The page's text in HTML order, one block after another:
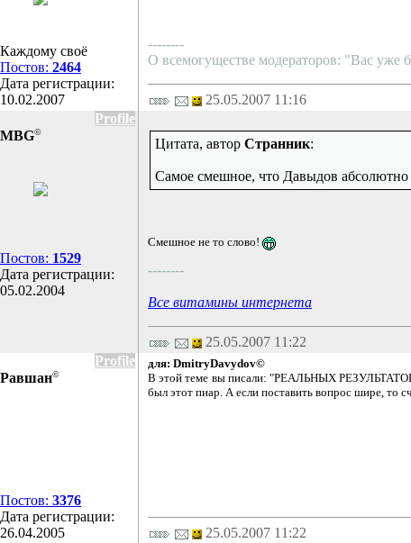
Каждому своё
Постов: 2464
Дата регистрации:
10.02.2007
--------
О всемогуществе модераторов: "Вас уже
25.05.2007 11:16
Profile
MBG©
Постов: 1529
Дата регистрации:
05.02.2004
Цитата, автор Странник:
Самое смешное, что Давыдов абсолютно
Смешное не то слово!
--------
Все витамины интернета
25.05.2007 11:22
Profile
Равшан©
Постов: 3376
Дата регистрации:
26.04.2005
для: DmitryDavydov©
В этой теме вы писали: "РЕАЛЬНЫХ РЕЗУЛЬТАТОВ
был этот пиар. А если поставить вопрос шире, то
25.05.2007 11:22